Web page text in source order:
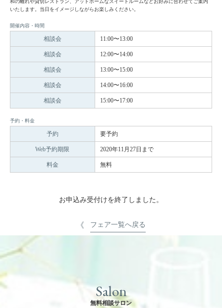
和の離れや貸切レストラン、アットホームなスイートルームなどお好みに合わせてご案内
いたします。当日をイメージしながらお楽しみください。
開催内容・時間
相談会 11:00〜13:00
相談会 12:00〜14:00
相談会 13:00〜15:00
相談会 14:00〜16:00
相談会 15:00〜17:00
予約・料金
予約 要予約
Web予約期限 2020年11月27日まで
料金 無料
お申込み受付けを終了しました。
フェア一覧へ戻る
Salon
無料相談サロン